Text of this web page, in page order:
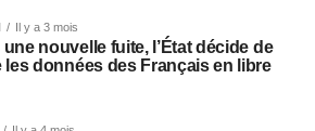
Il y a 3 mois
nouvelle fuite, l’État décide de
les données des Français en libre